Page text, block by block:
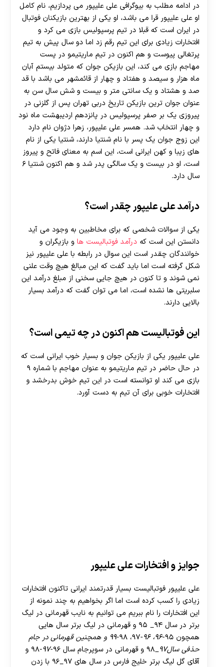
در ادامه مطلب به بیوگرافی علی علیپور می پردازیم، نام کامل
او علی علیپور قرا می باشد، او یکی از بهترین بازیکنان فوتبال
در ایران است که قبلا در تیم پرسپولیس بازی می کرد و
افتخارات زیادی برای این تیم رقم زد اما دو سال پیش به تیم
پرتغالی پیوست و هم اکنون در تیم ماریتیمو در پست
مهاجم بازی می‌ کند، این بازیکن جوان که متولد بیستم آبان
ماه هزار و سیصد و هفتاد و چهار از قائمشهر می باشد با قد
صد و هشتاد و یک سانتی متر و بیست و شش سال سن به
عنوان جوان ترین بازیکن تاریخ دربی تهران پس از گلزنی در
پیروزی یک بر صفر پرسپولیس در پانزدهم اردیبهشت ماه نود
و چهار انتخاب شد. همسر علی علیپور، زهرا دژوان نام دارد
این زوج جوان یک پسر با نام شنتیا دارند، شنتیا یکی از نام
های زیبا و کهن ایرانی است، این اسم به معنای فاتح و پیروز
است، او در بیست و یک سالگی پدر شد و هم اکنون شنتیا ۶
سال دارد.
درآمد علی علیپور چقدر است؟
یکی از سوالات شخصی که برای مخاطبین به وجود می آید
دانستن این است که درآمد فوتبالیست ها و بازیگران و
خوانندگان چقدر است این سوال در رابطه با علی علیپور نیز
شکل گرفته است اما باید گفت که این مبالغ هیچ وقت علنی
نمی شوند و تا کنون در هیچ جایی سخنی از مبلغ درآمد این
سلبریتی ها نشده است، اما می‌ توان گفت که درآمد بسیار
بالایی دارند.
این فوتبالیست هم اکنون در چه تیمی است؟
علی علیپور یکی از بازیکن جوان و بسیار خوب ایرانی است که
در حال حاضر در تیم ماریتیمو به عنوان مهاجم با شماره ۹
بازی می کند او توانسته است در این تیم خوش بدرخشد و
افتخارات خوبی برای آن تیم به دست آورد.
جوایز و افتخارات علی علیپور
علی علیپور فوتبالیست بسیار قدرتمند ایرانی تاکنون افتخارات
زیادی را کسب کرده است اما اگر بخواهیم به چند نمونه از
این افتخارات را نام ببریم می توانیم به نایب قهرمانی در لیگ
برتر در سال ۹۴_ ۹۵ و قهرمانی در لیگ برتر سال هایی
همچون ۹۵-
۹۶، ۹۶ -۹۷، ۹۸-
۹۹ و همچنین قهرمانی در جام
حذفی سال۹۷
_۹۸ و قهرمانی در سوپرجام سال ۹۶- ۹۷
-۹۸ و
آقای گل لیگ برتر خلیج فارس در سال های ۹۷_۹۶ با زدن